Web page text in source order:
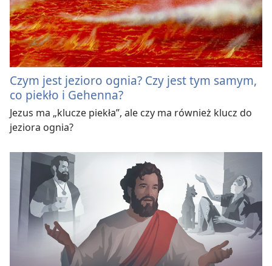
Czym jest jezioro ognia? Czy jest tym samym,
co piekło i Gehenna?
Jezus ma „klucze piekła”, ale czy ma również klucz do
jeziora ognia?